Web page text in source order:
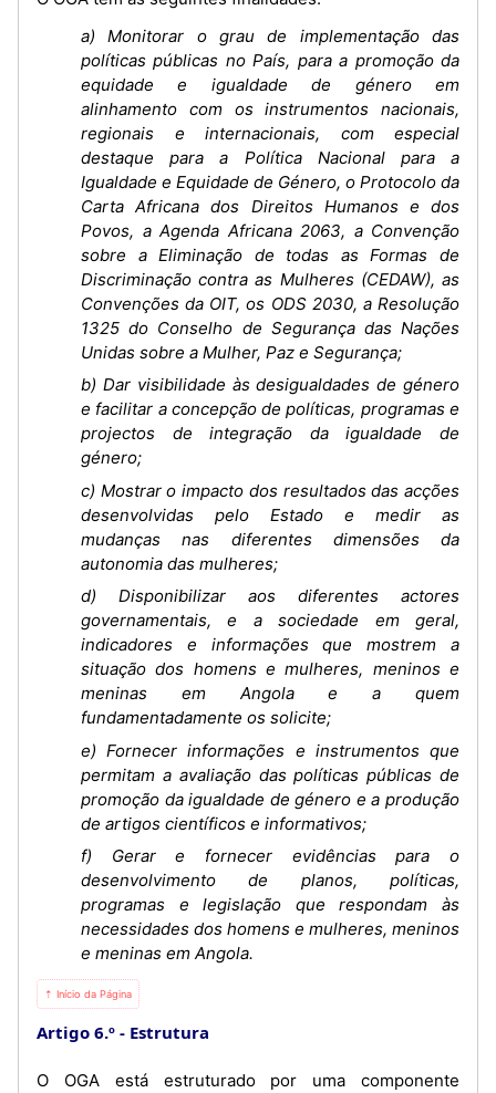
a) Monitorar o grau de implementação das
políticas públicas no País, para a promoção da
equidade e igualdade de género em
alinhamento com os instrumentos nacionais,
regionais e internacionais, com especial
destaque para a Política Nacional para a
Igualdade e Equidade de Género, o Protocolo da
Carta Africana dos Direitos Humanos e dos
Povos, a Agenda Africana 2063, a Convenção
sobre a Eliminação de todas as Formas de
Discriminação contra as Mulheres (CEDAW), as
Convenções da OIT, os ODS 2030, a Resolução
1325 do Conselho de Segurança das Nações
Unidas sobre a Mulher, Paz e Segurança;
b) Dar visibilidade às desigualdades de género
e facilitar a concepção de políticas, programas e
projectos de integração da igualdade de
género;
c) Mostrar o impacto dos resultados das acções
desenvolvidas pelo Estado e medir as
mudanças nas diferentes dimensões da
autonomia das mulheres;
d) Disponibilizar aos diferentes actores
governamentais, e a sociedade em geral,
indicadores e informações que mostrem a
situação dos homens e mulheres, meninos e
meninas em Angola e a quem
fundamentadamente os solicite;
e) Fornecer informações e instrumentos que
permitam a avaliação das políticas públicas de
promoção da igualdade de género e a produção
de artigos científicos e informativos;
f) Gerar e fornecer evidências para o
desenvolvimento de planos, políticas,
programas e legislação que respondam às
necessidades dos homens e mulheres, meninos
e meninas em Angola.
⇡ Início da Página
Artigo 6.º Estrutura
O OGA está estruturado por uma componente